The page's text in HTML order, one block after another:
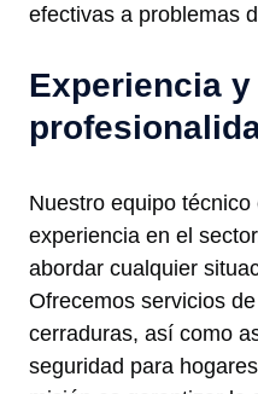
efectivas a problemas
Experiencia y
Nuestro equipo
experiencia en el
abordar cualquier
Ofrecemos servicios
cerraduras, así como
seguridad para